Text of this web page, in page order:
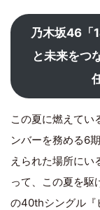
乃木坂46「
と未来をつ
この夏に燃えてい
ンバーを務める6
えられた場所にい
って、この夏を駆
の40thシングル『